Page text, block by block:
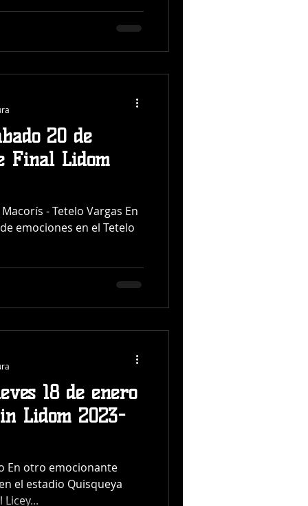
20 de
Final Lidom
- Tetelo Vargas En
emociones en el Tetelo
18 de enero
Lidom 2023-
En otro emocionante
el estadio Quisqueya